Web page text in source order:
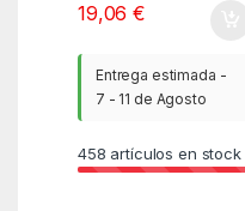
19,06€
Entrega estimada -
7 - 11 de Agosto
458 artículos en stock